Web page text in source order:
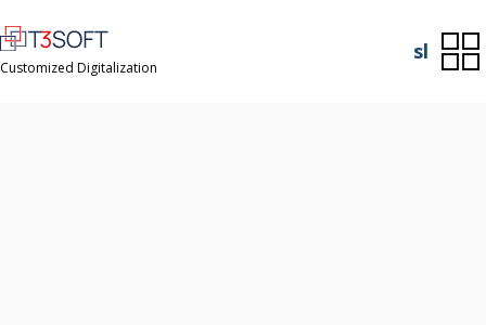
Customized Digitalization
sl